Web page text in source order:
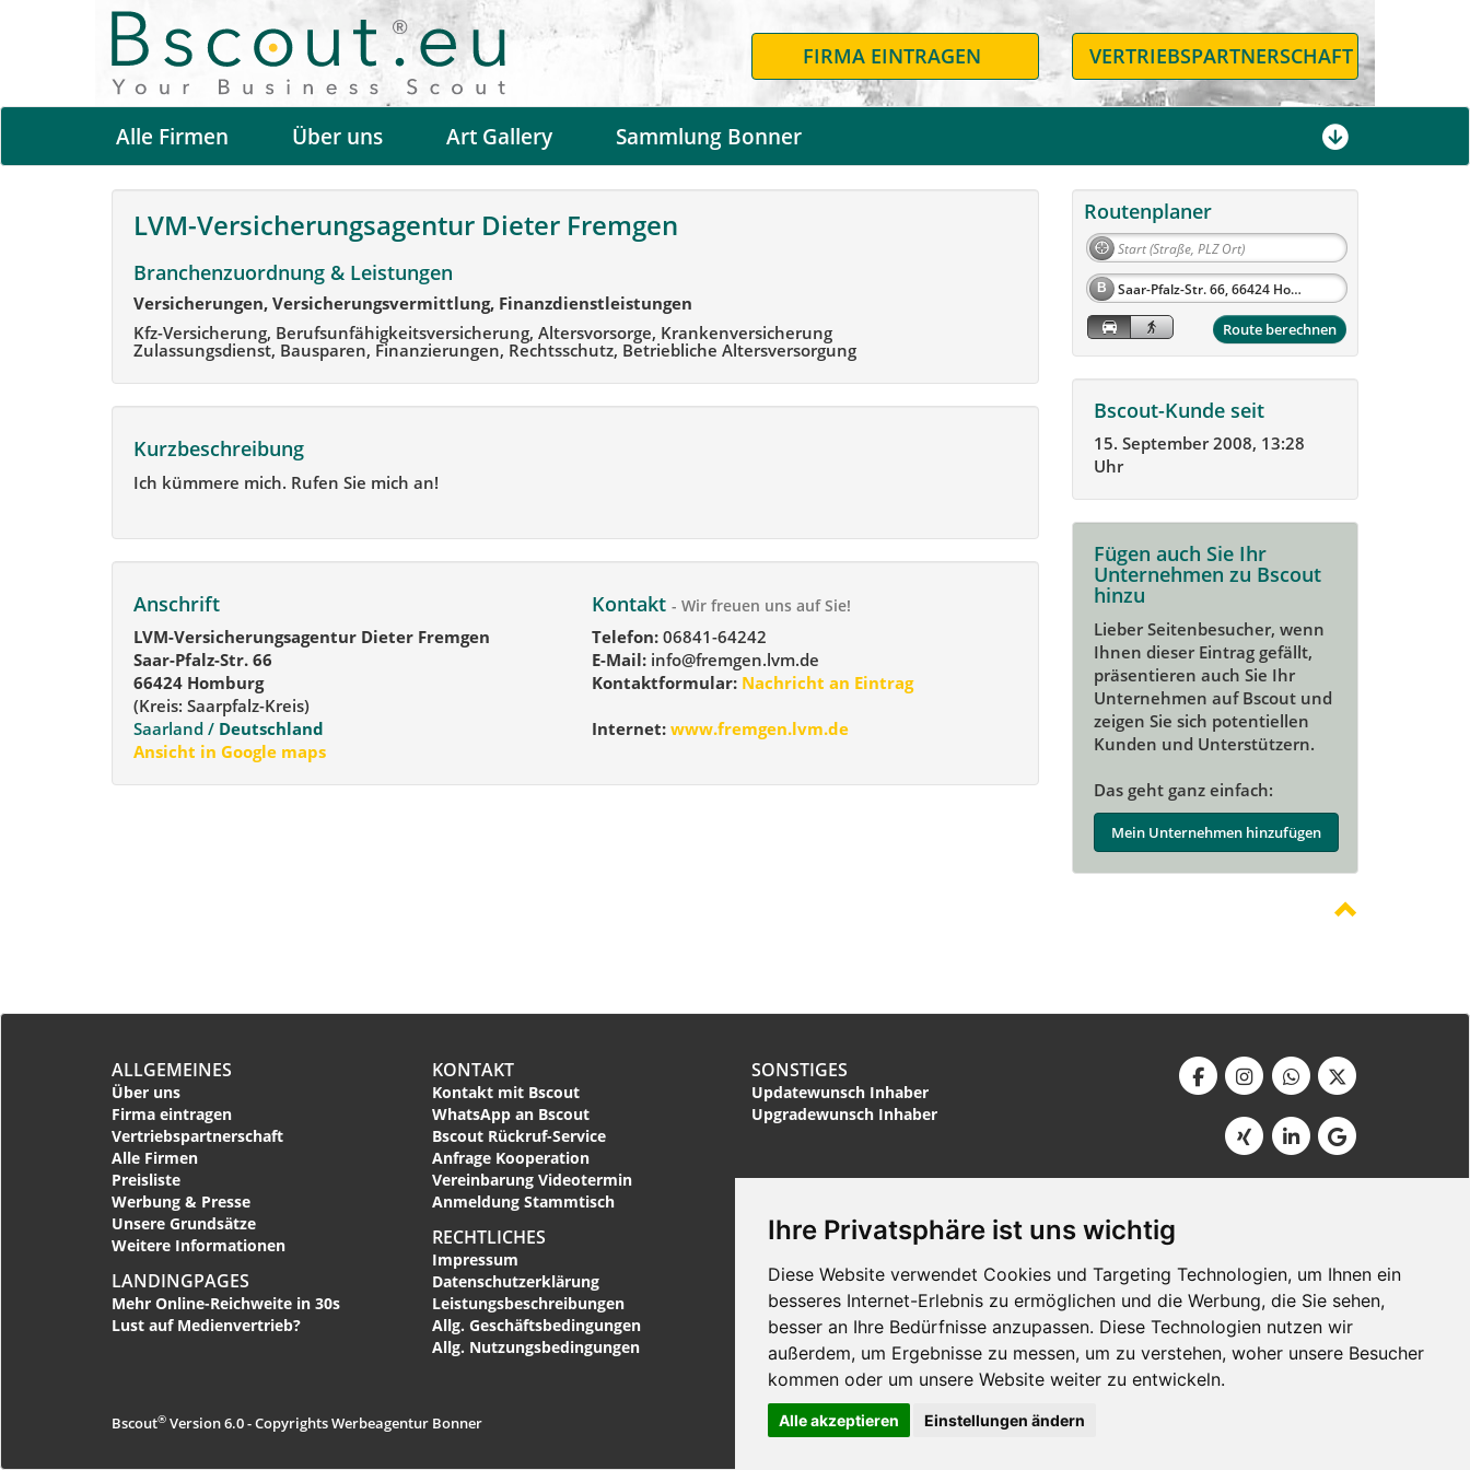
Ihre Privatsphäre ist uns wichtig
Diese Website verwendet Cookies und Targeting Technologien, um Ihnen ein
besseres Internet-Erlebnis zu ermöglichen und die Werbung, die Sie sehen,
besser an Ihre Bedürfnisse anzupassen. Diese Technologien nutzen wir
außerdem, um Ergebnisse zu messen, um zu verstehen, woher unsere Besucher
kommen oder um unsere Website weiter zu entwickeln.
Alle akzeptieren Einstellungen ändern
FIRMA EINTRAGEN VERTRIEBSPARTNERSCHAFT
Alle Firmen Über uns Art Gallery Sammlung Bonner
LVM-Versicherungsagentur Dieter Fremgen
Branchenzuordnung & Leistungen
Versicherungen, Versicherungsvermittlung, Finanzdienstleistungen
Kfz-Versicherung, Berufsunfähigkeitsversicherung, Altersvorsorge, Krankenversicherung
Zulassungsdienst, Bausparen, Finanzierungen, Rechtsschutz, Betriebliche Altersversorgung
Kurzbeschreibung
Ich kümmere mich. Rufen Sie mich an!
Anschrift
LVM-Versicherungsagentur Dieter Fremgen
Saar-Pfalz-Str. 66
66424 Homburg
(Kreis: Saarpfalz-Kreis)
Saarland / Deutschland
Ansicht in Google maps
Kontakt - Wir freuen uns auf Sie!
Telefon:06841-64242
E-Mail:info@fremgen.lvm.de
Kontaktformular:Nachricht an Eintrag
Internet: www.fremgen.lvm.de
Routenplaner
B
Route berechnen
Bscout-Kunde seit
15. September 2008, 13:28
Uhr
Fügen auch Sie Ihr
Unternehmen zu Bscout
hinzu
Lieber Seitenbesucher, wenn
Ihnen dieser Eintrag gefällt,
präsentieren auch Sie Ihr
Unternehmen auf Bscout und
zeigen Sie sich potentiellen
Kunden und Unterstützern.
Das geht ganz einfach:
Mein Unternehmen hinzufügen
ALLGEMEINES
Über uns
Firma eintragen
Vertriebspartnerschaft
Alle Firmen
Preisliste
Werbung & Presse
Unsere Grundsätze
Weitere Informationen
LANDINGPAGES
Mehr Online-Reichweite in 30s
Lust auf Medienvertrieb?
KONTAKT
Kontakt mit Bscout
WhatsApp an Bscout
Bscout Rückruf-Service
Anfrage Kooperation
Vereinbarung Videotermin
Anmeldung Stammtisch
RECHTLICHES
Impressum
Datenschutzerklärung
Leistungsbeschreibungen
Allg. Geschäftsbedingungen
Allg. Nutzungsbedingungen
SONSTIGES
Updatewunsch Inhaber
Upgradewunsch Inhaber
Bscout® Version 6.0 - Copyrights Werbeagentur Bonner Bscout